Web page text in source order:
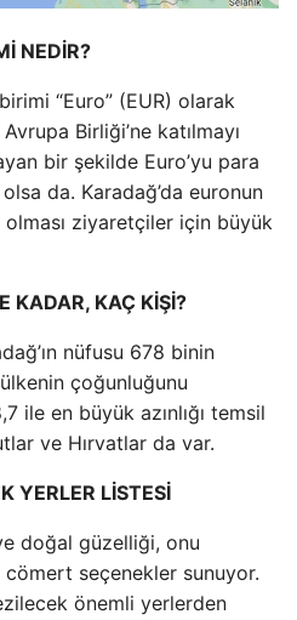
NEDİR?
“Euro” (EUR) olarak
Birliği’ne katılmayı
bir şekilde Euro’yu para
da. Karadağ’da euronun
olması ziyaretçiler için büyük
KADAR, KAÇ KİŞİ?
nüfusu 678 binin
çoğunluğunu
ile en büyük azınlığı temsil
ve Hırvatlar da var.
YERLER LİSTESİ
doğal güzelliği, onu
seçenekler sunuyor.
önemli yerlerden